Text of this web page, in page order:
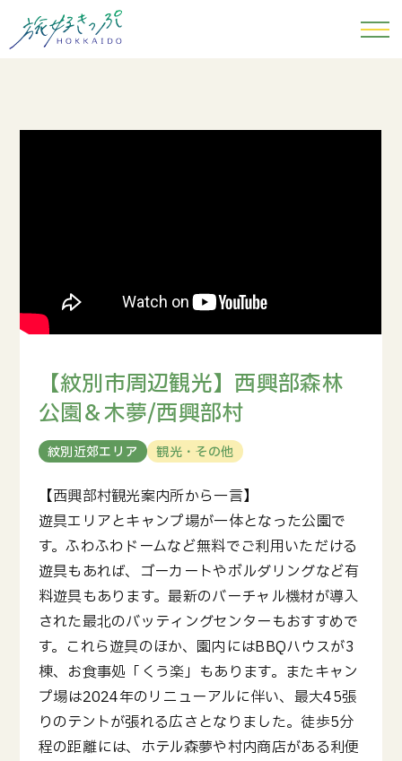
【紋別市周辺観光】西興部森林
公園＆木夢/西興部村
紋別近郊エリア 観光・その他
【西興部村観光案内所から一言】
遊具エリアとキャンプ場が一体となった公園で
す。ふわふわドームなど無料でご利用いただける
遊具もあれば、ゴーカートやボルダリングなど有
料遊具もあります。最新のバーチャル機材が導入
された最北のバッティングセンターもおすすめで
す。これら遊具のほか、園内にはBBQハウスが3
棟、お食事処「くう楽」もあります。またキャン
プ場は2024年のリニューアルに伴い、最大45張
りのテントが張れる広さとなりました。徒歩5分
程の距離には、ホテル森夢や村内商店がある利便